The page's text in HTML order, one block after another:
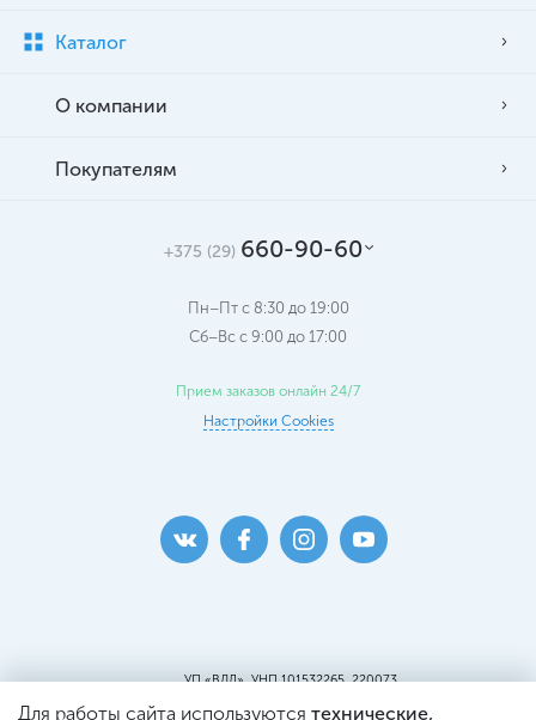
Каталог
О компании
Покупателям
+375 (29) 660-90-60
Пн–Пт с 8:30 до 19:00
Сб–Вс c 9:00 до 17:00
Прием заказов онлайн 24/7
Настройки Cookies
УП «ВДЛ», УНП 101532265, 220073
Для работы сайта используются технические,